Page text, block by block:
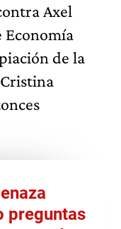
Axel
Economía
de la
preguntas